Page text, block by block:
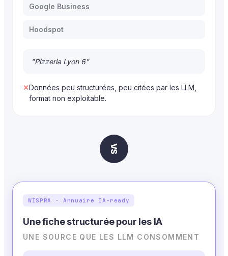
Google Business
Hoodspot
"Pizzeria Lyon 6"
✕Données peu structurées, peu citées par les LLM,
format non exploitable.
VS
WISPRA · Annuaire IA-ready
Une fiche structurée pour les IA
UNE SOURCE QUE LES LLM CONSOMMENT